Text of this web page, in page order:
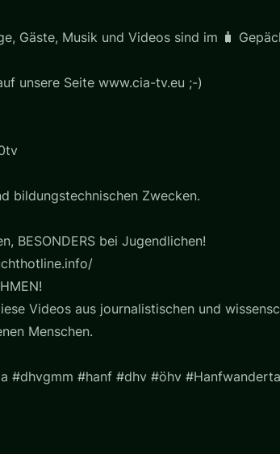
Gäste, Musik und Videos sind im 🧳
unsere Seite www.cia-tv.eu ;-)
bildungstechnischen Zwecken.
BESONDERS bei Jugendlichen!
Videos aus journalistischen und
Menschen.
#dhvgmm #hanf #dhv #öhv